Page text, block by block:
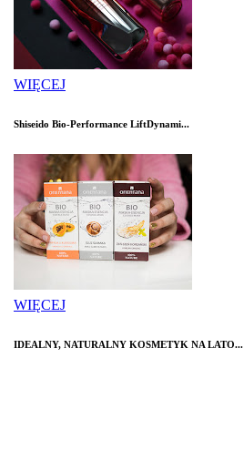
WIĘCEJ
Shiseido Bio-Performance LiftDynami...
WIĘCEJ
IDEALNY, NATURALNY KOSMETYK NA LATO...